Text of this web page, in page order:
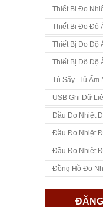
Thiết Bị Đo
Thiết Bị Đo Độ
Thiết Bị Đo Độ
Thiết Bị Đô Độ
Tủ Sấy- Tủ Ấm
USB Ghi Dữ
Đầu Đo Nhiệt
Đầu Đo Nhiệt
Đầu Đo Nhiệt
Đồng Hồ Đo